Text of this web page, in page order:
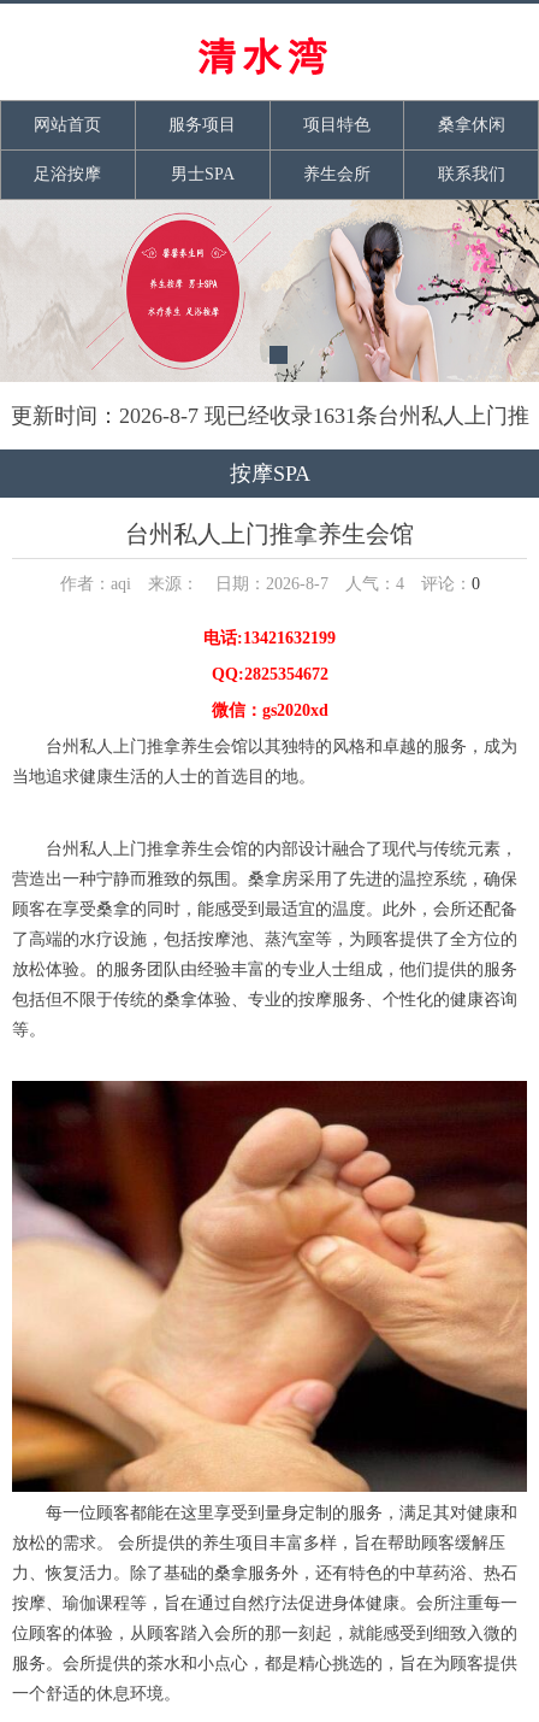
网站首页 服务项目 项目特色 桑拿休闲
足浴按摩 男士SPA 养生会所 联系我们
更新时间：2026-8-7 现已经收录1631条台州私人上门推
拿养生会馆信息
按摩SPA
台州私人上门推拿养生会馆
作者：aqi 来源： 日期：2026-8-7 人气： 4评论： 0
电话:13421632199
QQ:2825354672
微信：gs2020xd
台州私人上门推拿养生会馆以其独特的风格和卓越的服务，成为
当地追求健康生活的人士的首选目的地。
台州私人上门推拿养生会馆的内部设计融合了现代与传统元素，
营造出一种宁静而雅致的氛围。桑拿房采用了先进的温控系统，确保
顾客在享受桑拿的同时，能感受到最适宜的温度。此外，会所还配备
了高端的水疗设施，包括按摩池、蒸汽室等，为顾客提供了全方位的
放松体验。的服务团队由经验丰富的专业人士组成，他们提供的服务
包括但不限于传统的桑拿体验、专业的按摩服务、个性化的健康咨询
等。
每一位顾客都能在这里享受到量身定制的服务，满足其对健康和
放松的需求。 会所提供的养生项目丰富多样，旨在帮助顾客缓解压
力、恢复活力。除了基础的桑拿服务外，还有特色的中草药浴、热石
按摩、瑜伽课程等，旨在通过自然疗法促进身体健康。会所注重每一
位顾客的体验，从顾客踏入会所的那一刻起，就能感受到细致入微的
服务。会所提供的茶水和小点心，都是精心挑选的，旨在为顾客提供
一个舒适的休息环境。